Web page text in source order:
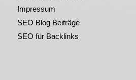
Impressum
SEO Blog Beiträge
SEO für Backlinks